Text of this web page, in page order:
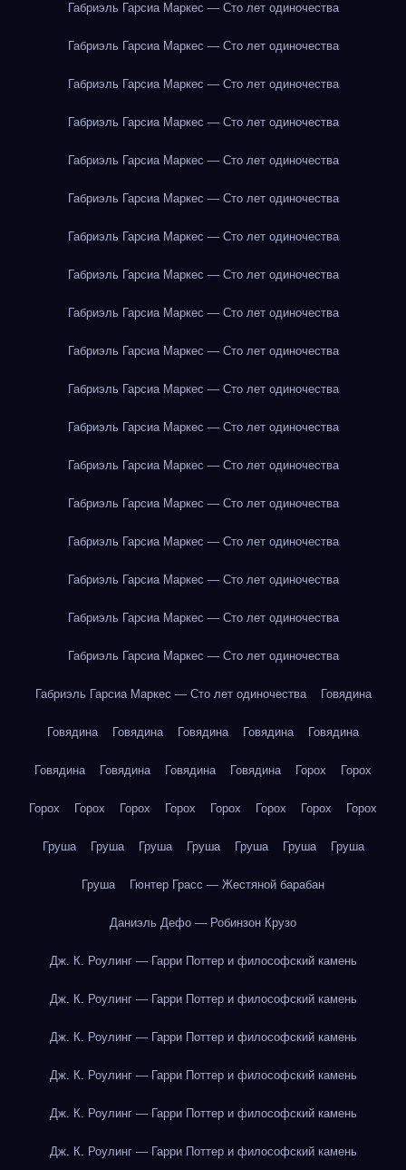
Габриэль Гарсиа Маркес — Сто лет одиночества
Габриэль Гарсиа Маркес — Сто лет одиночества
Габриэль Гарсиа Маркес — Сто лет одиночества
Габриэль Гарсиа Маркес — Сто лет одиночества
Габриэль Гарсиа Маркес — Сто лет одиночества
Габриэль Гарсиа Маркес — Сто лет одиночества
Габриэль Гарсиа Маркес — Сто лет одиночества
Габриэль Гарсиа Маркес — Сто лет одиночества
Габриэль Гарсиа Маркес — Сто лет одиночества
Габриэль Гарсиа Маркес — Сто лет одиночества
Габриэль Гарсиа Маркес — Сто лет одиночества
Габриэль Гарсиа Маркес — Сто лет одиночества
Габриэль Гарсиа Маркес — Сто лет одиночества
Габриэль Гарсиа Маркес — Сто лет одиночества
Габриэль Гарсиа Маркес — Сто лет одиночества
Габриэль Гарсиа Маркес — Сто лет одиночества
Габриэль Гарсиа Маркес — Сто лет одиночества
Габриэль Гарсиа Маркес — Сто лет одиночества
Габриэль Гарсиа Маркес — Сто лет одиночества Говядина
Говядина Говядина Говядина Говядина Говядина
Говядина Говядина Говядина Говядина Горох Горох
Горох Горох Горох Горох Горох Горох Горох Горох
Груша Груша Груша Груша Груша Груша Груша
Груша Гюнтер Грасс — Жестяной барабан
Даниэль Дефо — Робинзон Крузо
Дж. К. Роулинг — Гарри Поттер и философский камень
Дж. К. Роулинг — Гарри Поттер и философский камень
Дж. К. Роулинг — Гарри Поттер и философский камень
Дж. К. Роулинг — Гарри Поттер и философский камень
Дж. К. Роулинг — Гарри Поттер и философский камень
Дж. К. Роулинг — Гарри Поттер и философский камень